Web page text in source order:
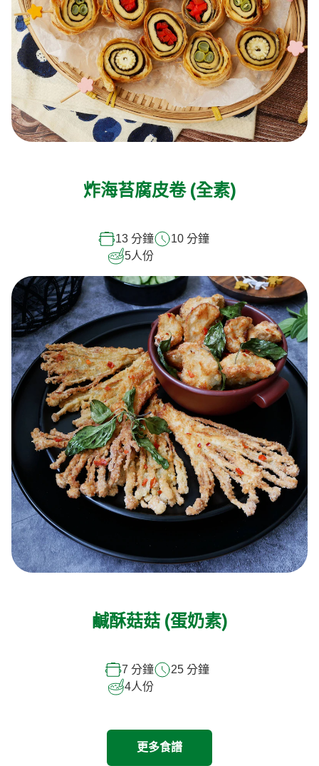
炸海苔腐皮卷 (全素)
13 分鐘
10 分鐘
5人份
鹹酥菇菇 (蛋奶素)
7 分鐘
25 分鐘
4人份
更多食譜